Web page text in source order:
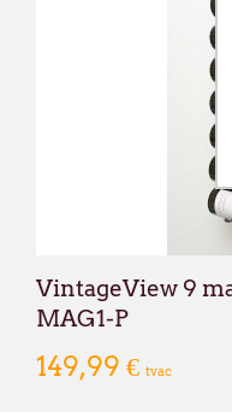
VintageView 9
MAG1-P
149,99 € tvac